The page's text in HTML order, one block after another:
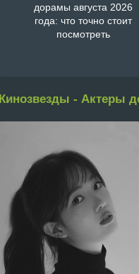
дорамы августа 2026
года: что точно стоит
посмотреть
Кинозвезды - Актеры